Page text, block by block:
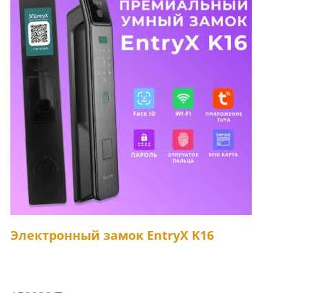
Электронный замок EntryX K16